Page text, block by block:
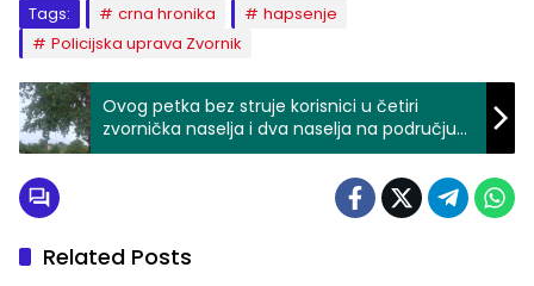
Tags: crna hronika
hapsenje
Policijska uprava Zvornik
Ovog petka bez struje korisnici u četiri
zvornička naselja i dva naselja na području
opštine Osmaci
Related Posts